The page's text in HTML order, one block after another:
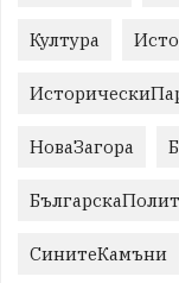
Култура
НоваЗагора
СинитеКамъни